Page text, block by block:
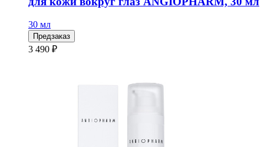
30 мл
Предзаказ
3 490 ₽